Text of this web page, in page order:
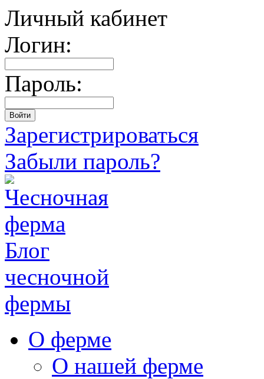
Личный кабинет
Логин:
Пароль:
Зарегистрироваться
Забыли пароль?
Блог
чесночной
фермы
О ферме
О нашей ферме